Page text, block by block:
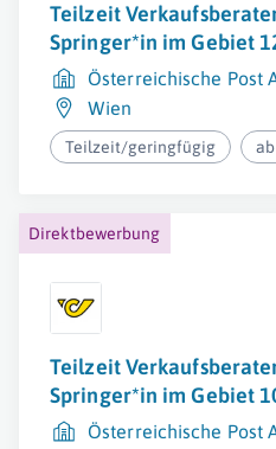
Teilzeit
Springer*in im Gebiet
Österreichische Post
Wien
Teilzeit/geringfügig
Direktbewerbung
Teilzeit
Springer*in im Gebiet
Österreichische Post